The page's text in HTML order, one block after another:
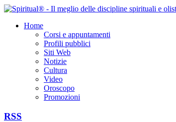
Home
Corsi e appuntamenti
Profili pubblici
Siti Web
Notizie
Cultura
Video
Oroscopo
Promozioni
RSS